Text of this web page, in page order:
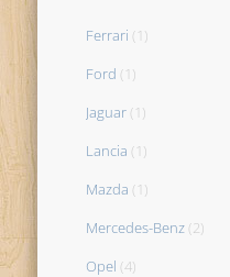
Ferrari (1)
Ford (1)
Jaguar (1)
Lancia (1)
Mazda (1)
Mercedes-Benz (2)
Opel (4)